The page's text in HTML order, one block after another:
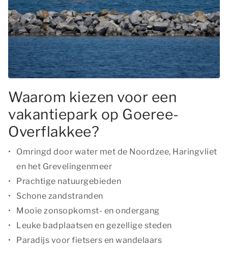
Waarom kiezen voor een
vakantiepark op Goeree-
Overflakkee?
Omringd door water met de Noordzee, Haringvliet
en het Grevelingenmeer
Prachtige natuurgebieden
Schone zandstranden
Mooie zonsopkomst- en ondergang
Leuke badplaatsen en gezellige steden
Paradijs voor fietsers en wandelaars